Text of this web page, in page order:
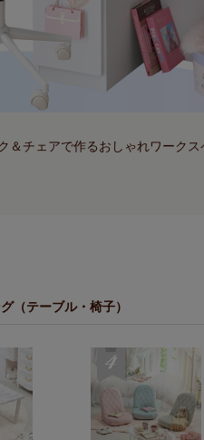
＆チェアで作るおしゃれワークス
（テーブル・椅子）